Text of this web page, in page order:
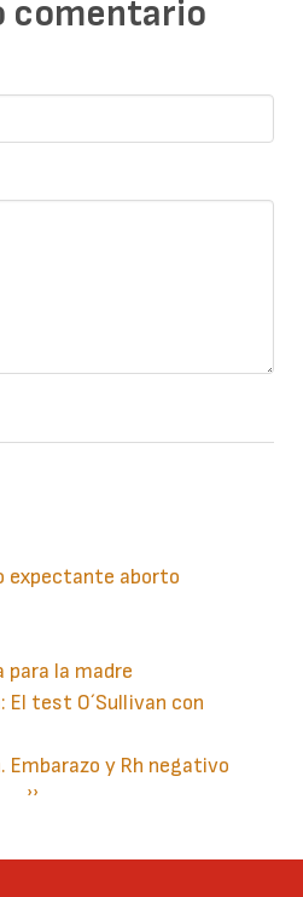
comentario
expectante aborto
para la madre
El test O´Sullivan con
Embarazo y Rh negativo
Siguiente
››